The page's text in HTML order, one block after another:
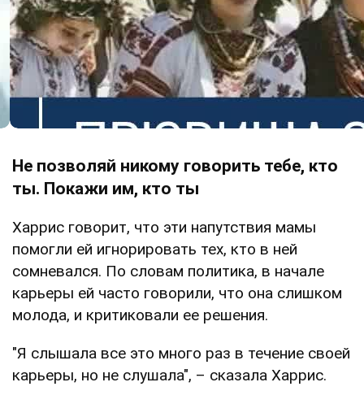
Не позволяй никому говорить тебе, кто
ты. Покажи им, кто ты
Харрис говорит, что эти напутствия мамы
помогли ей игнорировать тех, кто в ней
сомневался. По словам политика, в начале
карьеры ей часто говорили, что она слишком
молода, и критиковали ее решения.
"Я слышала все это много раз в течение своей
карьеры, но не слушала", – сказала Харрис.